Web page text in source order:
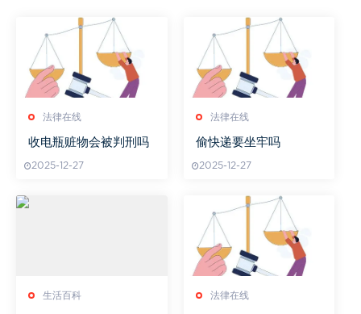
法律在线
收电瓶赃物会被判刑吗
2025-12-27
法律在线
偷快递要坐牢吗
2025-12-27
生活百科 法律在线